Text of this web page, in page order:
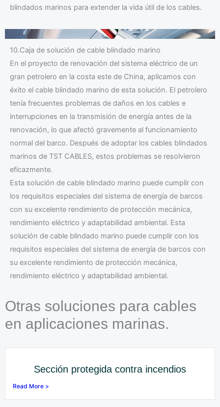
blindados marinos para extender la vida útil de los cables.
10.Caja de solución de cable blindado marino
En el proyecto de renovación del sistema eléctrico de un
gran petrolero en la costa este de China, aplicamos con
éxito el cable blindado marino de esta solución. El petrolero
tenía frecuentes problemas de daños en los cables e
interrupciones en la transmisión de energía antes de la
renovación, lo que afectó gravemente al funcionamiento
normal del barco. Después de adoptar los cables blindados
marinos de TST CABLES, estos problemas se resolvieron
eficazmente.
Esta solución de cable blindado marino puede cumplir con
los requisitos especiales del sistema de energía de barcos
con su excelente rendimiento de protección mecánica,
rendimiento eléctrico y adaptabilidad ambiental. Esta
solución de cable blindado marino puede cumplir con los
requisitos especiales del sistema de energía de barcos con
su excelente rendimiento de protección mecánica,
rendimiento eléctrico y adaptabilidad ambiental.
Otras soluciones para cables
en aplicaciones marinas.
Sección protegida contra incendios
Read More >